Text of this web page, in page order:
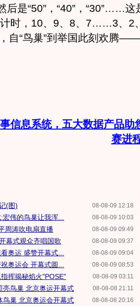
后是“50”，“40”，“30”……
时，10、9、8、7……3、2
自“鸟巢”到举国此刻欢腾
信息系统，五大数据产品助
赛进
08-08-09 12:18
(图)
08-08-09 10:03
伟的鸟巢让我浑...
08-08-09 09:49
周涛吹电扇直播
08-08-09 09:37
幕式观众齐唱国歌
08-08-09 09:04
奥运 盛赞开幕式...
08-08-09 08:53
奥运会 开幕式圆...
08-08-09 03:11
挥揭秘焰火"POSE"
08-08-08 21:11
亮鸟巢 北京奥运开幕式
08-08-08 20:16
鸟巢 北京奥运会开幕式